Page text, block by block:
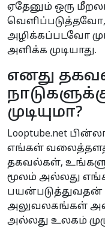
ஏதேனும் ஒரு
அழிக்கப்படவோ
அளிக்க முடியாது.
எனது
முடியுமா?
Looptube.net
எங்கள்
தகவல்கள்,
மூலம் அல்லது
அலுவலகங்கள்
அல்லது உலகம்